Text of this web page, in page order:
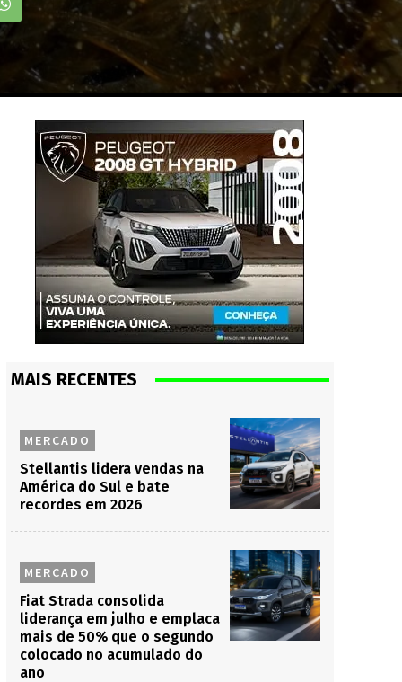
MAIS RECENTES
MERCADO
Stellantis lidera vendas na
América do Sul e bate
recordes em 2026
MERCADO
Fiat Strada consolida
liderança em julho e emplaca
mais de 50% que o segundo
colocado no acumulado do
ano